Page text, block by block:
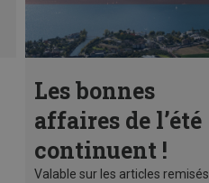
Les bonnes
affaires de l’été
continuent !
Valable sur les articles remisés